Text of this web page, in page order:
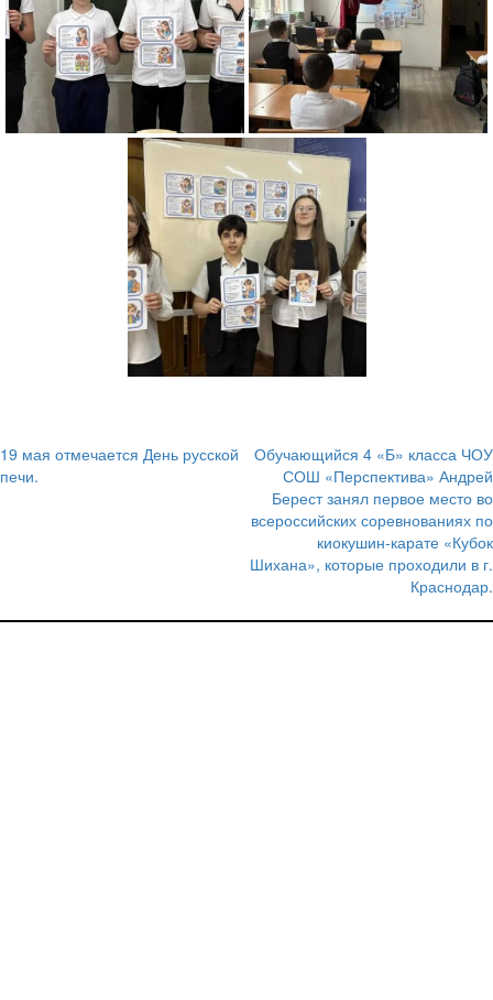
Навигация
19 мая отмечается День русской
печи.
Обучающийся 4 «Б» класса ЧОУ
СОШ «Перспектива» Андрей
Берест занял первое место во
всероссийских соревнованиях по
киокушин-карате «Кубок
Шихана», которые проходили в г.
Краснодар.